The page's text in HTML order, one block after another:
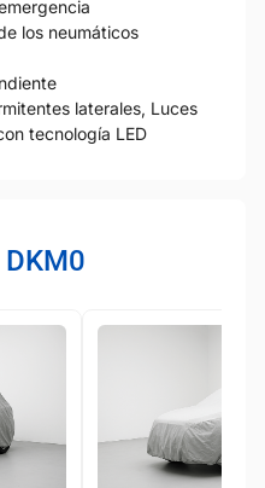
los neumáticos
laterales, Luces
tecnología LED